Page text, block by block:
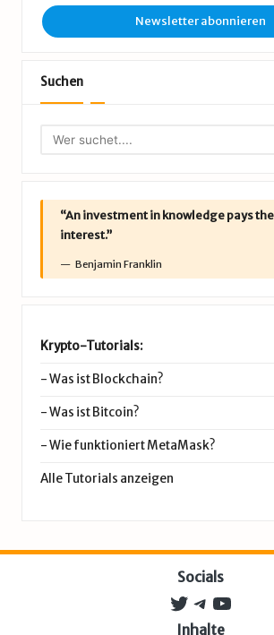
Newsletter abonnieren
Suchen
“An investment in knowledge pays
interest.”
Benjamin Franklin
Krypto-Tutorials:
-Was ist Blockchain?
-Was ist Bitcoin?
-Wie funktioniert MetaMask?
Alle Tutorials anzeigen
Socials
Twitter
Telegram
Inhalte